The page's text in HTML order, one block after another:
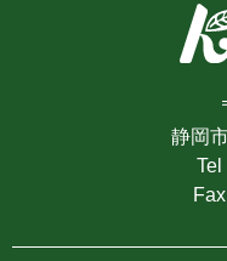
静岡
Tel